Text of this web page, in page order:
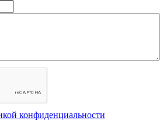
конфиденциальности